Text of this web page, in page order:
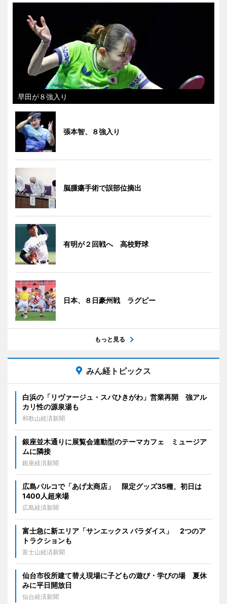
早田が８強入り
張本智、８強入り
脳腫瘍手術で誤部位摘出
有明が２回戦へ 高校野球
日本、８日豪州戦 ラグビー
もっと見る
みん経トピックス
白浜の「リヴァージュ・スパひきがわ」営業再開 強アル
カリ性の源泉湯も
和歌山経済新聞
銀座並木通りに展覧会連動型のテーマカフェ ミュージア
ムに隣接
銀座経済新聞
広島パルコで「あげ太商店」 限定グッズ35種、初日は
1400人超来場
広島経済新聞
富士急に新エリア「サンエックス パラダイス」 2つのア
トラクションも
富士山経済新聞
仙台市役所建て替え現場に子どもの遊び・学びの場 夏休
みに平日開放日
仙台経済新聞